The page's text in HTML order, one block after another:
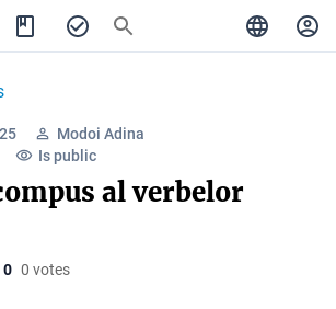
Modoi Adina
Is public
al verbelor
0 0 votes